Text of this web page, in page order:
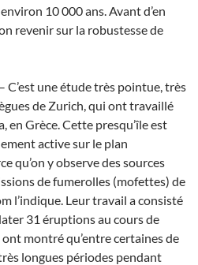
10 000 ans. Avant d’en
revenir sur la robustesse de
C’est une étude très pointue, très
de Zurich, qui ont travaillé
en Grèce. Cette presqu’île est
active sur le plan
qu’on y observe des sources
de fumerolles (mofettes) de
l’indique. Leur travail a consisté
31 éruptions au cours de
ont montré qu’entre certaines de
longues périodes pendant